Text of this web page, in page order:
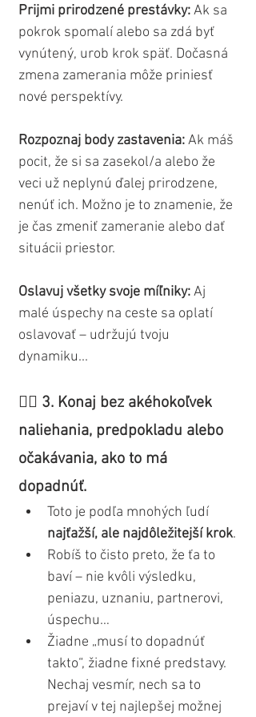
Prijmi prirodzené prestávky: Ak sa
pokrok spomalí alebo sa zdá byť
vynútený, urob krok späť. Dočasná
zmena zamerania môže priniesť
nové perspektívy.
Rozpoznaj body zastavenia: Ak máš
pocit, že si sa zasekol/a alebo že
veci už neplynú ďalej prirodzene,
nenúť ich. Možno je to znamenie, že
je čas zmeniť zameranie alebo dať
situácii priestor.
Oslavuj všetky svoje míľniky: Aj
malé úspechy na ceste sa oplatí
oslavovať – udržujú tvoju
dynamiku...
👉🏼 3. Konaj bez akéhokoľvek
naliehania, predpokladu alebo
očakávania, ako to má
dopadnúť.
Toto je podľa mnohých ľudí
najťažší, ale najdôležitejší krok.
Robíš to čisto preto, že ťa to
baví – nie kvôli výsledku,
peniazu, uznaniu, partnerovi,
úspechu…
Žiadne „musí to dopadnúť
takto“, žiadne fixné predstavy.
Nechaj vesmír, nech sa to
prejaví v tej najlepšej možnej